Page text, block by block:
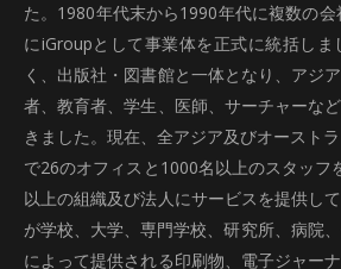
た。1980年代末から1990年代に複数の
にiGroupとして事業体を正式に統括し
く、出版社・図書館と一体となり、アジ
者、教育者、学生、医師、サーチャーな
きました。現在、全アジア及びオースト
で26のオフィスと1000名以上のスタッフ
以上の組織及び法人にサービスを提供し
が学校、大学、専門学校、研究所、病院
によって提供される印刷物、電子ジャー